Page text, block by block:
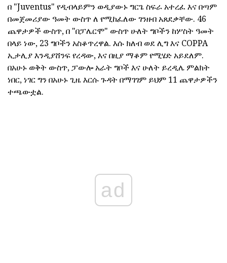
በ "Juventus" የዲብላይምን ወዲያውኑ ግርጌ ስፍራ አተረፈ እና በጣም
በመጀመሪያው ዓመት ውስጥ ለ የሚከፈለው ገንዘብ አጸደቃቸው. 46
ጨዋታዎች ውስጥ, በ "በፓሌርሞ" ውስጥ ሁለት ግቦችን ከሦስት ዓመት
በላይ ነው, 23 ግቦችን አስቆጥረዋል. እሱ ክለብ ወደ ሊግ እና COPPA
ኢታሊያ እንዲያሸንፍ የረዳው, እና በዚያ ማቆም የሚሄድ አይደለም.
በአሁኑ ወቅት ውስጥ, ፓውሎ አራት ግቦች እና ሁለት ይረዲሌ ምልክት
ነበር, ነገር ግን በአሁኑ ጊዜ እርሱ ጉዳት በማገገም ይህም 11 ጨዋታዎችን
ተጫውቷል.
ad